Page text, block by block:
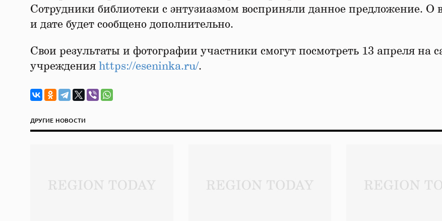
Сотрудники библиотеки с энтузиазмом восприняли данное предложение. О
и дате будет сообщено дополнительно.
Свои результаты и фотографии участники смогут посмотреть 13 апреля на
учреждения https://eseninka.ru/.
ДРУГИЕ НОВОСТИ